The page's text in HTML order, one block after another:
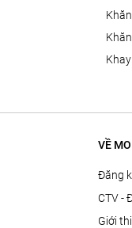
VỀ
Đăng
CTV -
Giới